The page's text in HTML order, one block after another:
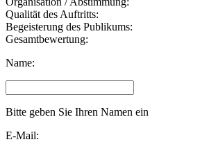
Qualität des Auftritts:
Begeisterung des Publikums:
Gesamtbewertung:
Name:
Bitte geben Sie Ihren Namen ein
E-Mail: